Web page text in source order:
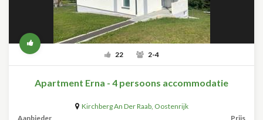
22 2-4
Apartment Erna - 4 persoons accommodatie
Kirchberg An Der Raab, Oostenrijk
Aanbieder
Prijs